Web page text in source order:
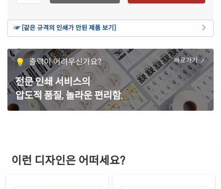
재질 설명
갈색 크라프트
CL437KR-DV134잉크젯, 레이저 겸용
파란색 모조
CL437TB-DV134잉크젯, 레이저 겸용
재질 설명
녹색 모조
CL437TG-DV134 잉크젯, 레이저 겸용
재질 설명
CL437TV-DV134
잉크젯, 레이저 겸용
☞ [같은 규격의 인쇄가 안된 제품 보기]
출력이 어려우신가요?
전문 인쇄 서비스의
압도적 품질, 놀라운 편리함.
바로가기
이런 디자인은 어떠세요?